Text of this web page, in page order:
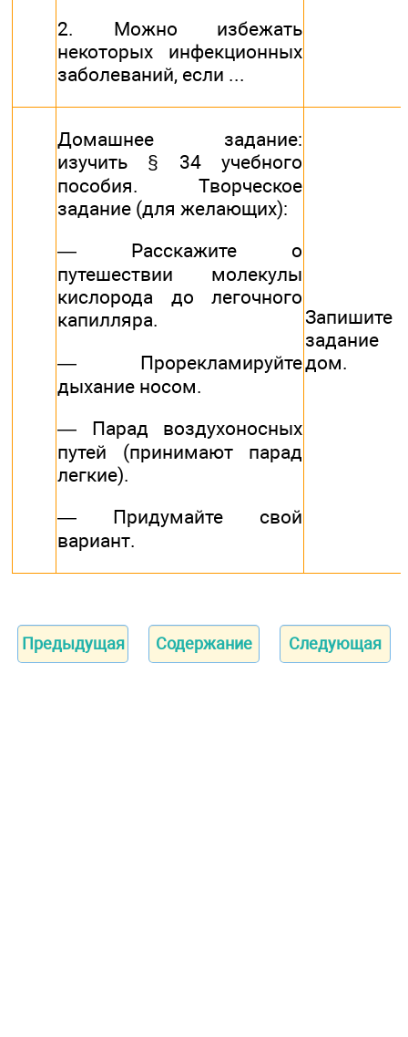
2. Можно избежать
некоторых инфекционных
заболеваний, если ...
Домашнее задание:
изучить § 34 учебного
пособия. Творческое
задание (для желающих):
— Расскажите о
путешествии молекулы
кислорода до легочного
капилляра.
— Прорекламируйте
дыхание носом.
— Парад воздухоносных
путей (принимают парад
легкие).
— Придумайте свой
вариант.
Запишите
дом.
Предыдущая Содержание Следующая